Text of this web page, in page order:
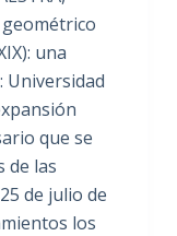
geométrico
una
Universidad
que se
de las
de julio de
los